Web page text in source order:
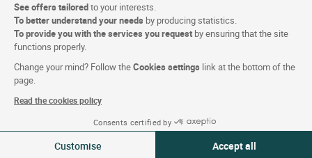
See offers tailoredto your interests.
To better understand your needs by producing statistics.
To provide you with the services you request by ensuring that the site
functions properly.
Change your mind? Follow theCookies settings link at the bottom of the
page.
Read the cookies policy
Consents certified by
Customise Accept all
09-10 aug 2026
2 reizigers | 1 kamer
Persoonlijke gegevens (AVG)
Cookie-instellingen
Ondersteuning
Sitemap